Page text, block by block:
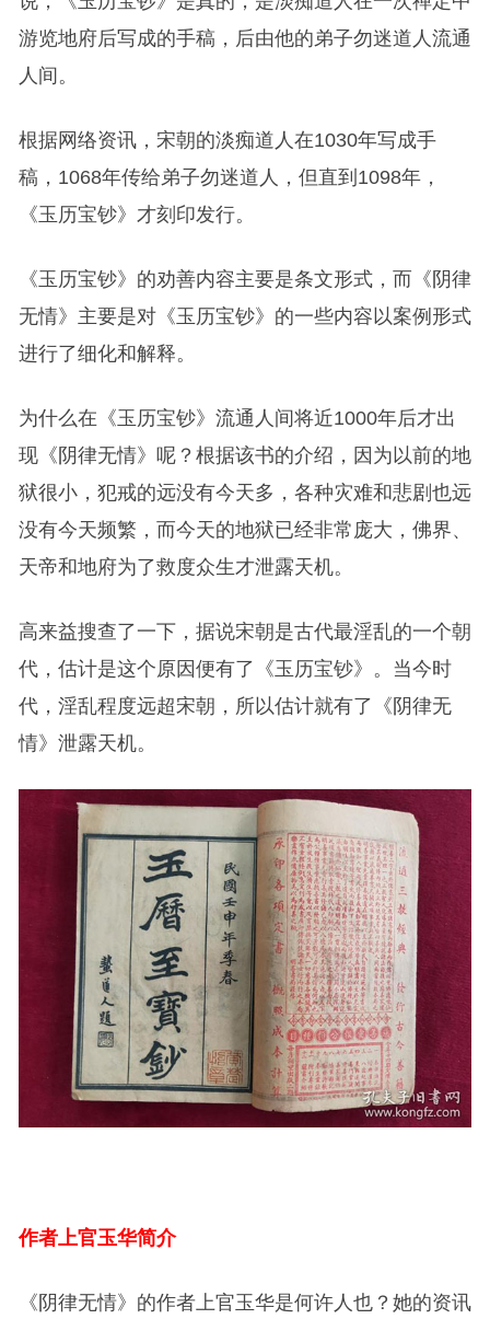
游览地府后写成的手稿，后由他的弟子勿迷道人流通
人间。
根据网络资讯，宋朝的淡痴道人在1030年写成手
稿，1068年传给弟子勿迷道人，但直到1098年，
《玉历宝钞》才刻印发行。
《玉历宝钞》的劝善内容主要是条文形式，而《阴律
无情》主要是对《玉历宝钞》的一些内容以案例形式
进行了细化和解释。
为什么在《玉历宝钞》流通人间将近1000年后才出
现《阴律无情》呢？根据该书的介绍，因为以前的地
狱很小，犯戒的远没有今天多，各种灾难和悲剧也远
没有今天频繁，而今天的地狱已经非常庞大，佛界、
天帝和地府为了救度众生才泄露天机。
高来益搜查了一下，据说宋朝是古代最淫乱的一个朝
代，估计是这个原因便有了《玉历宝钞》。当今时
代，淫乱程度远超宋朝，所以估计就有了《阴律无
情》泄露天机。
作者上官玉华简介
《阴律无情》的作者上官玉华是何许人也？她的资讯